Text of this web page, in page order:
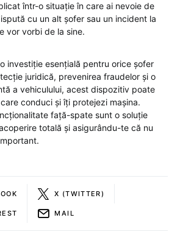
într-o situație în care ai nevoie de
cu un alt șofer sau un incident la
vor vorbi de la sine.
investiție esențială pentru orice șofer
juridică, prevenirea fraudelor și o
a vehiculului, acest dispozitiv poate
conduci și îți protejezi mașina.
față-spate sunt o soluție
totală și asigurându-te că nu
X (TWITTER)
MAIL